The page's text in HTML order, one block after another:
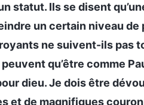
statut. Ils se disent
un certain niveau de
ne suivent-ils pas
qu’être comme
dieu. Je dois être
et de magnifiques